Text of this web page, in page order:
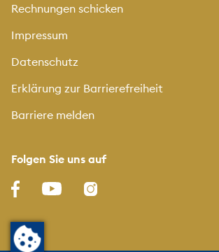
Rechnungen schicken
Impressum
Datenschutz
Erklärung zur Barrierefreiheit
Barriere melden
Folgen Sie uns auf